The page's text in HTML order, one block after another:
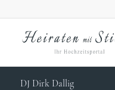
DJ Dirk Dallig